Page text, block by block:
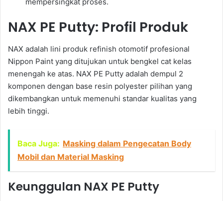
NAX PE Putty: Profil Produk
NAX adalah lini produk refinish otomotif profesional
Nippon Paint yang ditujukan untuk bengkel cat kelas
menengah ke atas. NAX PE Putty adalah dempul 2
komponen dengan base resin polyester pilihan yang
dikembangkan untuk memenuhi standar kualitas yang
lebih tinggi.
Baca Juga: Masking dalam Pengecatan Body
Mobil dan Material Masking
Keunggulan NAX PE Putty